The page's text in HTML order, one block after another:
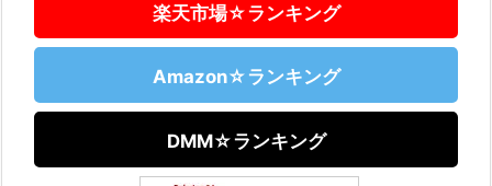
楽天市場☆ランキング
Amazon☆ランキング
DMM☆ランキング